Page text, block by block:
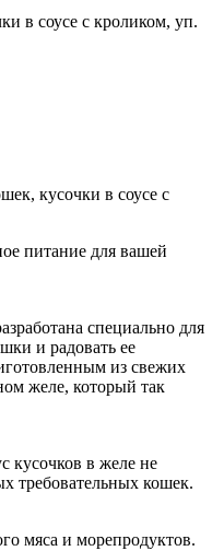
в соусе с кроликом, уп.
кусочки в соусе с
питание для вашей
специально для
и радовать ее
из свежих
желе, который так
кусочков в желе не
требовательных кошек.
мяса и морепродуктов.